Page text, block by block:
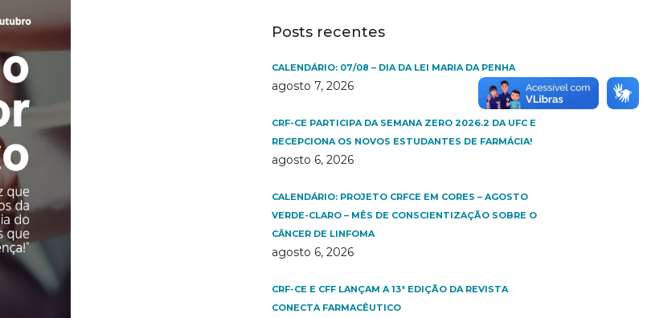
Posts recentes
CALENDÁRIO: 07/08 – DIA DA LEI MARIA DA PENHA
agosto 7, 2026
CRF-CE PARTICIPA DA SEMANA ZERO 2026.2 DA UFC E
RECEPCIONA OS NOVOS ESTUDANTES DE FARMÁCIA!
agosto 6, 2026
CALENDÁRIO: PROJETO CRFCE EM CORES – AGOSTO
VERDE-CLARO – MÊS DE CONSCIENTIZAÇÃO SOBRE O
CÂNCER DE LINFOMA
agosto 6, 2026
CRF-CE E CFF LANÇAM A 13ª EDIÇÃO DA REVISTA
CONECTA FARMACÊUTICO